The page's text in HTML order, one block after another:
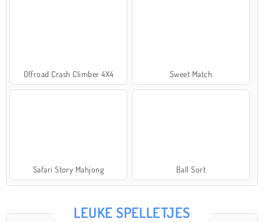
Offroad Crash Climber 4X4 Sweet Match
Safari Story Mahjong Ball Sort
LEUKE SPELLETJES